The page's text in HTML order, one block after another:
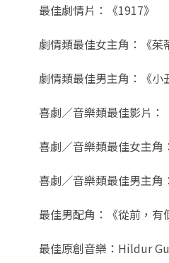
最佳劇情片：《1917》
劇情類最佳女主角：《茱
劇情類最佳男主角：《小
喜劇／音樂類最佳影片：
喜劇／音樂類最佳女主角
喜劇／音樂類最佳男主角
最佳男配角：《從前，
最佳原創音樂：Hildur